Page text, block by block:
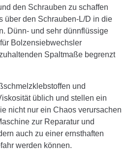
den Schrauben zu schaffen
über den Schrauben-L/D in die
Dünn- und sehr dünnflüssige
Bolzensiebwechsler
Spaltmaße begrenzt
und
üblich und stellen ein
nicht nur ein Chaos verursachen
zur Reparatur und
auch zu einer ernsthaften
werden können.